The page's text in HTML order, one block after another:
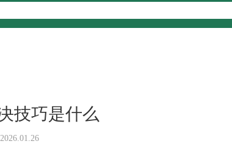
售后服务中心（需提前预约）
技巧是什么